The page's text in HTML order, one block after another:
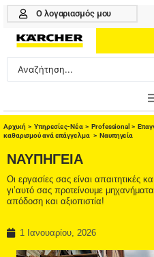
Μετάβαση
περιεχόμενο
Ο λογαριασμός μου
Search
...
ONLINE SHOP
HOME & GARDEN
PROFESSIONAL
Αρχική > Υπηρεσίες-Νέα>Professional >
καθαρισμού ανά επάγγελμα > Ναυπηγεία
ΝΑΥΠΗΓΕΊΑ
Οι εργασίες σας είναι απαιτητικές
γι’αυτό σας προτείνουμε
απόδοση και αξιοπιστία!
1 Ιανουαρίου, 2026